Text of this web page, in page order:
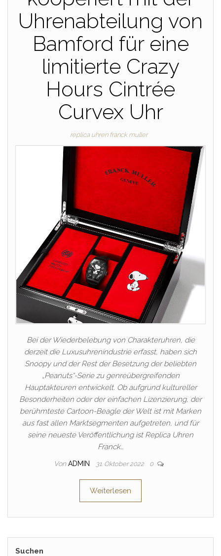
Uhrenabteilung von
Bamford für eine
limitierte Crazy
Hours Cintrée
Curvex Uhr
replica uhren franck muller
Bei der Wiederbelebung von Charakteruhren, die
derzeit die Luxusuhrenindustrie erfasst, haben sich
Snoopy und der Rest der Besetzung der beliebten
„Peanuts“-Serie zu genreübergreifenden
Hauptakteuren entwickelt. Ob aufgrund kultureller
Besonderheiten oder der einfachen Lizenzierung, der
berühmteste Cartoon-Beagle der Welt ist mit Marken
aus fast allen Marktsegmenten aufgetreten, und für
seine neueste Veröffentlichung ist Replica Uhren
Franck…
Von ADMIN 31. Oktober 2022 0
Weiterlesen
Suchen